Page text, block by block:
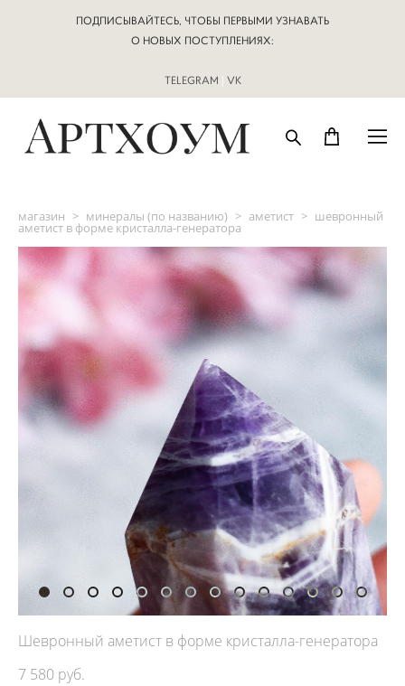
ПОДПИСЫВАЙТЕСЬ, ЧТОБЫ ПЕРВЫМИ УЗНАВАТЬ
О НОВЫХ ПОСТУПЛЕНИЯХ:
TELEGRAM | VK
магазин > минералы (по названию) > аметист > шевронный
аметист в форме кристалла-генератора
Шевронный аметист в форме кристалла-генератора
7 580 pуб.